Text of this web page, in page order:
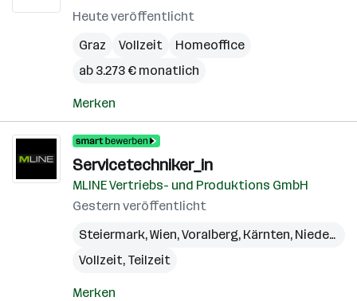
Heute veröffentlicht
Graz
Vollzeit
Homeoffice
ab 3.273 € monatlich
Merken
Servicetechniker_in
MLINE Vertriebs- und Produktions GmbH
Gestern veröffentlicht
Steiermark,Wien,Voralberg, Kärnten, Niederösterreich
Vollzeit, Teilzeit
Merken